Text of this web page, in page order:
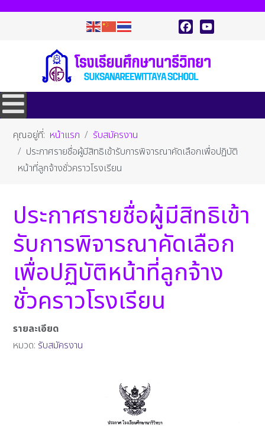
คุณอยู่ที่: หน้าแรก
รับสมัครงาน
ประกาศรายชื่อผู้มีสิทธิเข้ารับการพิจารณาคัดเลือกเพื่อปฏิบัติ
หน้าที่ลูกจ้างชั่วคราวโรงเรียน
ประกาศรายชื่อผู้มีสิทธิเข้า
รับการพิจารณาคัดเลือก
เพื่อปฏิบัติหน้าที่ลูกจ้าง
ชั่วคราวโรงเรียน
รายละเอียด
หมวด: รับสมัครงาน